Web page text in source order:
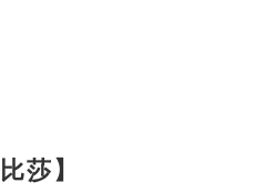
莎】